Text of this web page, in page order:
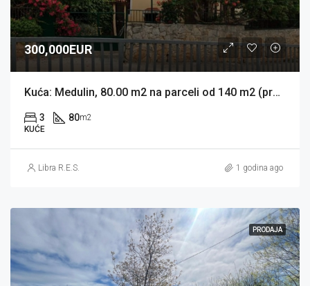
300,000EUR
Kuća: Medulin, 80.00 m2 na parceli od 140 m2 (prodaja)
3 80m2
KUĆE
Libra R.E.S. 1 godina ago
PRODAJA